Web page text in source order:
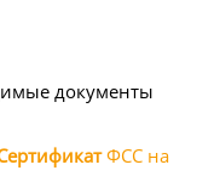
документы
ФСС на